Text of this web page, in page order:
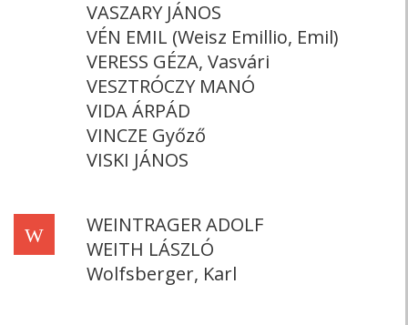
VASZARY JÁNOS
VÉN EMIL (Weisz Emillio, Emil)
VERESS GÉZA, Vasvári
VESZTRÓCZY MANÓ
VIDA ÁRPÁD
VINCZE Győző
VISKI JÁNOS
W
WEINTRAGER ADOLF
WEITH LÁSZLÓ
Wolfsberger, Karl